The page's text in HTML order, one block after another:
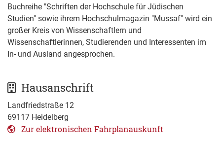
Buchreihe "Schriften der Hochschule für Jüdischen
Studien" sowie ihrem Hochschulmagazin "Mussaf" wird ein
großer Kreis von Wissenschaftlern und
Wissenschaftlerinnen, Studierenden und Interessenten im
In- und Ausland angesprochen.
Hausanschrift
Landfriedstraße 12
69117 Heidelberg
Zur elektronischen Fahrplanauskunft